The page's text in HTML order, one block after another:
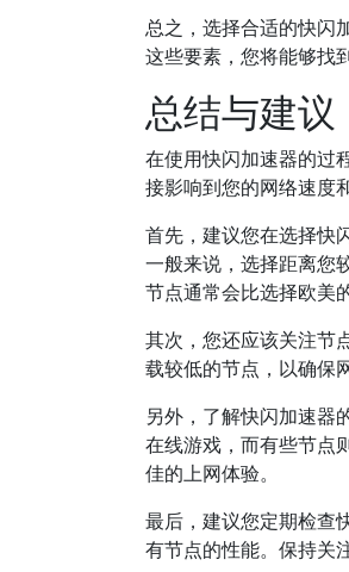
总之，选择合适的快闪
这些要素，您将能够找
总结与建议
在使用快闪加速器的过
接影响到您的网络速度
首先，建议您在选择快
一般来说，选择距离您
节点通常会比选择欧美
其次，您还应该关注节
载较低的节点，以确保
另外，了解快闪加速器
在线游戏，而有些节点
佳的上网体验。
最后，建议您定期检查
有节点的性能。保持关